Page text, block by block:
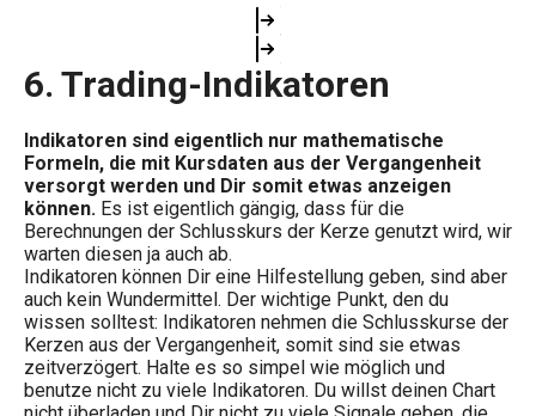
6. Trading-Indikatoren
Indikatoren sind eigentlich nur mathematische
Formeln, die mit Kursdaten aus der Vergangenheit
versorgt werden und Dir somit etwas anzeigen
können. Es ist eigentlich gängig, dass für die
Berechnungen der Schlusskurs der Kerze genutzt wird, wir
warten diesen ja auch ab.
Indikatoren können Dir eine Hilfestellung geben, sind aber
auch kein Wundermittel. Der wichtige Punkt, den du
wissen solltest: Indikatoren nehmen die Schlusskurse der
Kerzen aus der Vergangenheit, somit sind sie etwas
zeitverzögert. Halte es so simpel wie möglich und
benutze nicht zu viele Indikatoren. Du willst deinen Chart